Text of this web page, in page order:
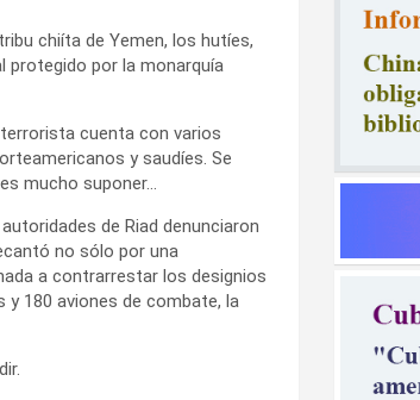
chiíta de Yemen, los hutíes,
protegido por la monarquía
terrorista cuenta con varios
y saudíes. Se
mucho suponer…
de Riad denunciaron
no sólo por una
a contrarrestar los designios
y 180 aviones de combate, la